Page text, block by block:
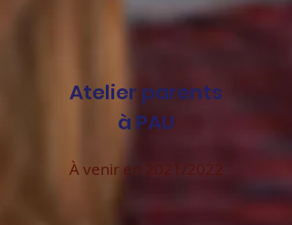
Atelier parents
à PAU
À venir en 2021/2022